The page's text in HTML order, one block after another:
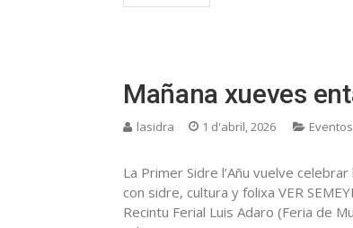
Mañana xueves
lasidra 1 d'abril, 2026 Eventos
La Primer Sidre l’Añu vuelve
con sidre, cultura y folixa VER
Recintu Ferial Luis Adaro (Feria de